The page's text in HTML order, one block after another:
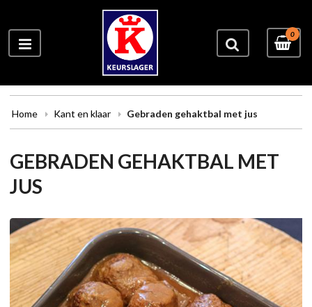
0
Home Kant en klaar Gebraden gehaktbal met jus
GEBRADEN GEHAKTBAL MET
JUS